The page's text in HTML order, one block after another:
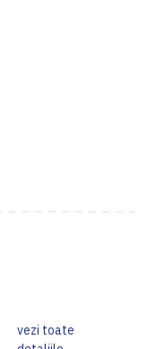
vezi toate